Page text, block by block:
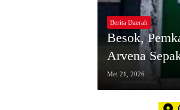
Berita Daerah
Besok,
Arvena
Mei 21, 2026